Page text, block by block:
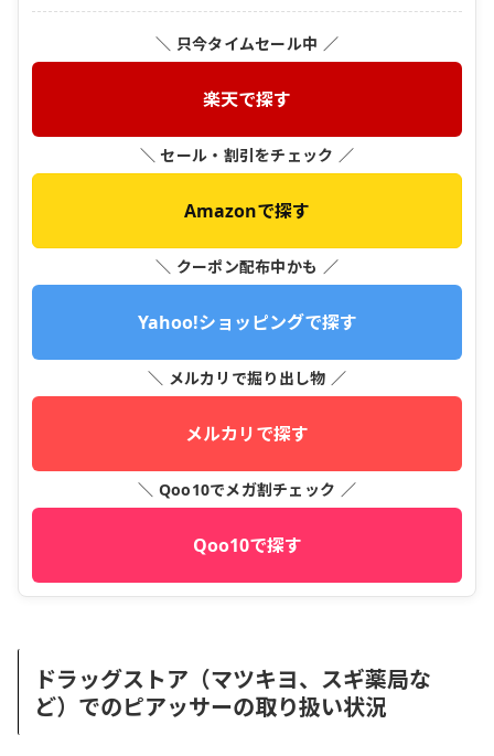
＼ 只今タイムセール中 ／
楽天で探す
＼ セール・割引をチェック ／
Amazonで探す
＼ クーポン配布中かも ／
Yahoo!ショッピングで探す
＼ メルカリで掘り出し物 ／
メルカリで探す
＼ Qoo10でメガ割チェック ／
Qoo10で探す
ドラッグストア（マツキヨ、スギ薬局な
ど）でのピアッサーの取り扱い状況